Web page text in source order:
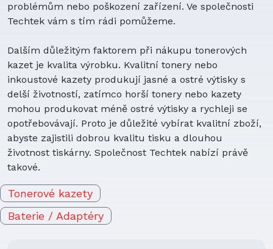
problémům nebo poškození zařízení. Ve společnosti
Techtek vám s tím rádi pomůžeme.
Dalším důležitým faktorem při nákupu tonerových
kazet je kvalita výrobku. Kvalitní tonery nebo
inkoustové kazety produkují jasné a ostré výtisky s
delší životností, zatímco horší tonery nebo kazety
mohou produkovat méně ostré výtisky a rychleji se
opotřebovávají. Proto je důležité vybírat kvalitní zboží,
abyste zajistili dobrou kvalitu tisku a dlouhou
životnost tiskárny. Společnost Techtek nabízí právě
takové.
Tonerové kazety
Baterie / Adaptéry